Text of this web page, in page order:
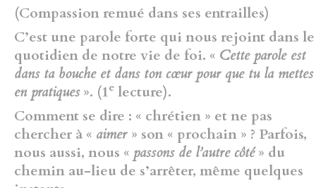
(Compassion remué dans ses entrailles)
C’est une parole forte qui nous rejoint dans le
quotidien de notre vie de foi. « Cette parole est
dans ta bouche et dans ton cœur pour que tu la mettes
en pratiques». (1e lecture).
Comment se dire : « chrétien » et ne pas
chercher à « aimer » son « prochain » ? Parfois,
nous aussi, nous « passons de l’autre côté» du
chemin au-lieu de s’arrêter, même quelques